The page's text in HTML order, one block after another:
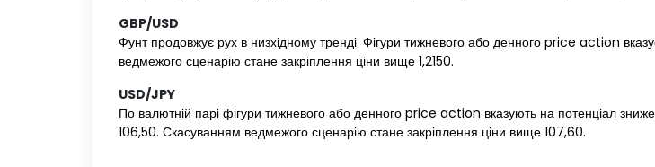
GBP/USD‌ ‌
Фунт продовжує рух в низхідному тренді. Фігури тижневого або денного price action
ведмежого сценарію стане закріплення ціни вище 1,2150.
USD/JPY‌ ‌
По валютній парі фігури тижневого або денного price action вказують на потенціал
106,50. Скасуванням ведмежого сценарію стане закріплення ціни вище 107,60.